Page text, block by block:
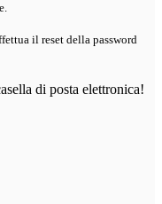
il reset della password
di posta elettronica!